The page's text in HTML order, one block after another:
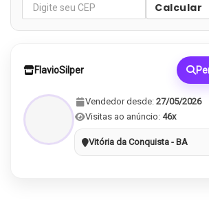
Calcular
FlavioSilper
Vendedor desde: 27/05/2026
Visitas ao anúncio: 46x
Vitória da Conquista - BA